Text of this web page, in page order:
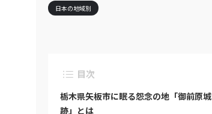
日本の地域別
目次
栃木県矢板市に眠る怨念の地「御前原城
跡」とは